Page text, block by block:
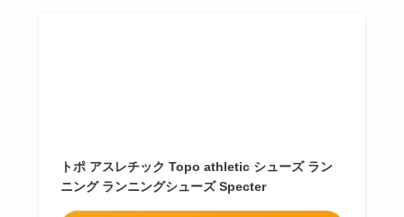
トポ アスレチック Topo athletic シューズ ラン
ニング ランニングシューズ Specter